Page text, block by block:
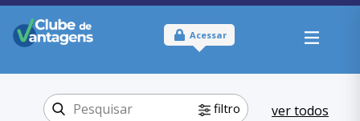
Acessar
filtro ver todos